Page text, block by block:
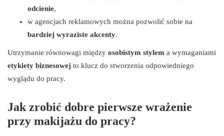
odcienie,
w agencjach reklamowych można pozwolić sobie na
bardziej wyraziste akcenty.
Utrzymanie równowagi między osobistym stylem a wymaganiami
etykiety biznesowej to klucz do stworzenia odpowiedniego
wyglądu do pracy.
Jak zrobić dobre pierwsze wrażenie
przy makijażu do pracy?